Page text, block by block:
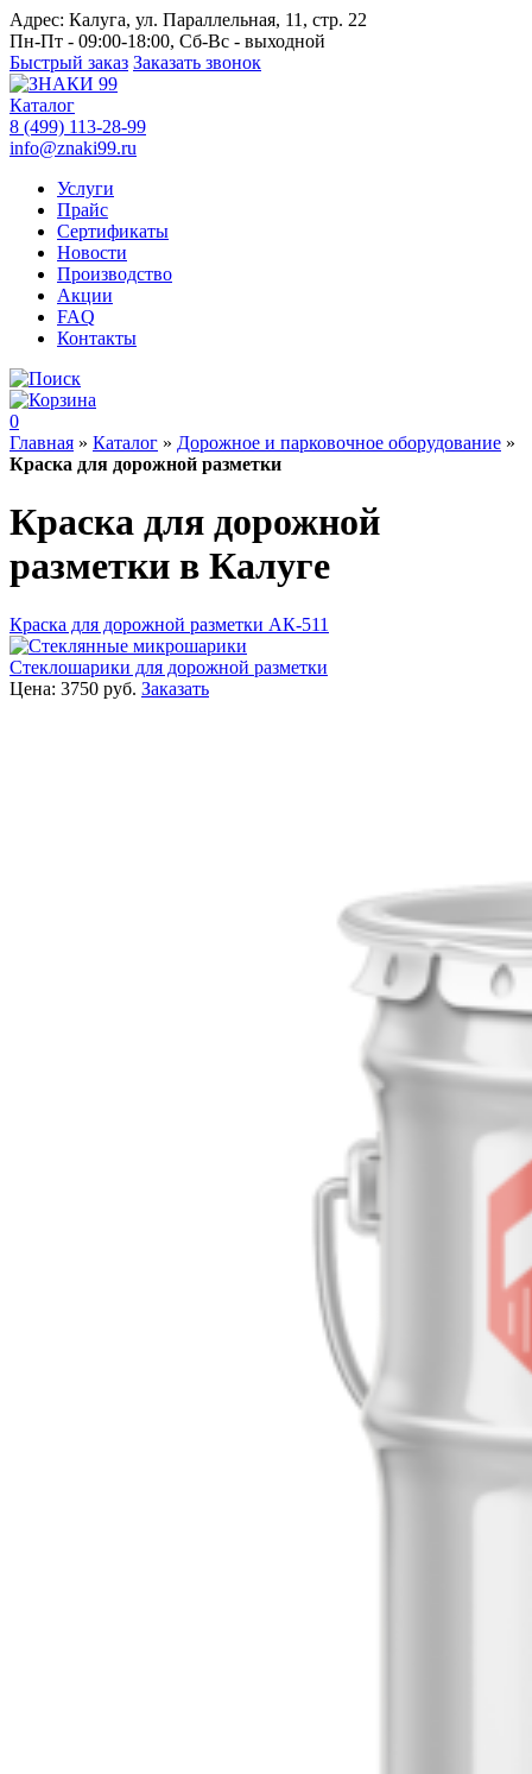
Адрес: Калуга, ул. Параллельная, 11, стр. 22
Пн-Пт - 09:00-18:00, Сб-Вс - выходной
Быстрый заказ Заказать звонок
Каталог
8 (499) 113-28-99
info@znaki99.ru
Услуги
Прайс
Сертификаты
Новости
Производство
Акции
FAQ
Контакты
0
Главная » Каталог » Дорожное и парковочное оборудование »
Краска для дорожной разметки
Краска для дорожной
разметки в Калуге
Краска для дорожной разметки АК-511
Стеклошарики для дорожной разметки
Цена: 3750 руб. Заказать